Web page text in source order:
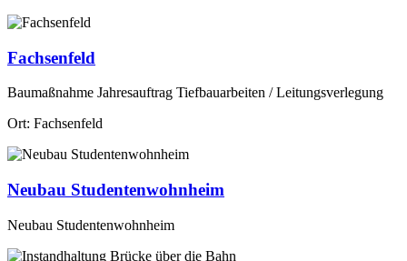
Fachsenfeld
Baumaßnahme Jahresauftrag Tiefbauarbeiten / Leitungsverlegung
Ort: Fachsenfeld
Neubau Studentenwohnheim
Neubau Studentenwohnheim